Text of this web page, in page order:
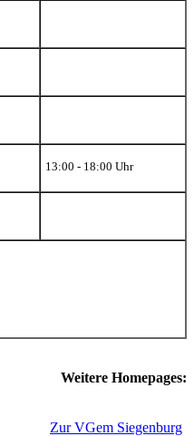
13:00 - 18:00 Uhr
Weitere Homepages:
Zur VGem Siegenburg